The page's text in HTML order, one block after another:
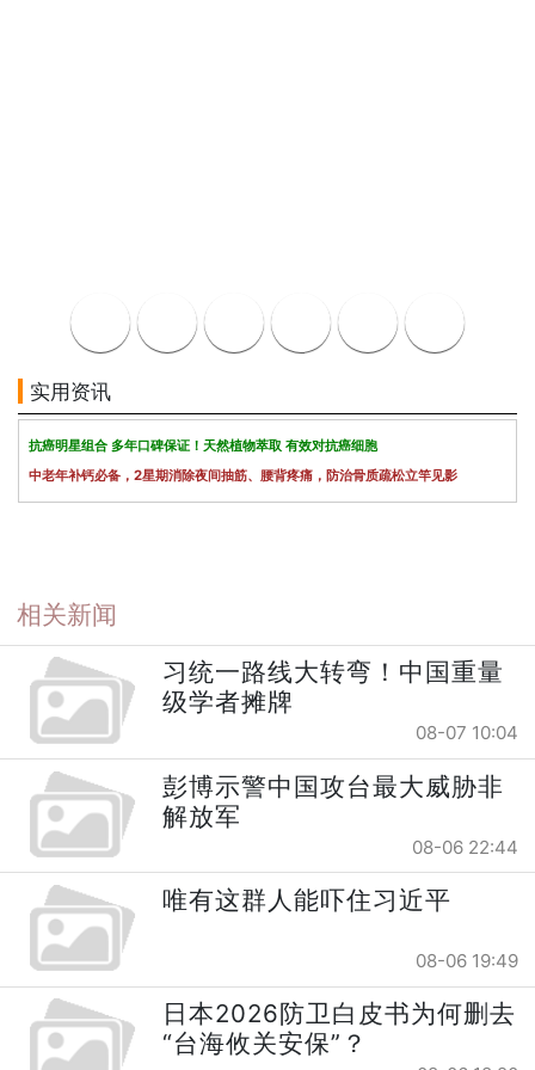
实用资讯
抗癌明星组合 多年口碑保证！天然植物萃取 有效对抗癌细胞
中老年补钙必备，2星期消除夜间抽筋、腰背疼痛，防治骨质疏松立竿见影
相关新闻
习统一路线大转弯！中国重量
级学者摊牌
08-07 10:04
彭博示警中国攻台最大威胁非
解放军
08-06 22:44
唯有这群人能吓住习近平
08-06 19:49
日本2026防卫白皮书为何删去
“台海攸关安保”？